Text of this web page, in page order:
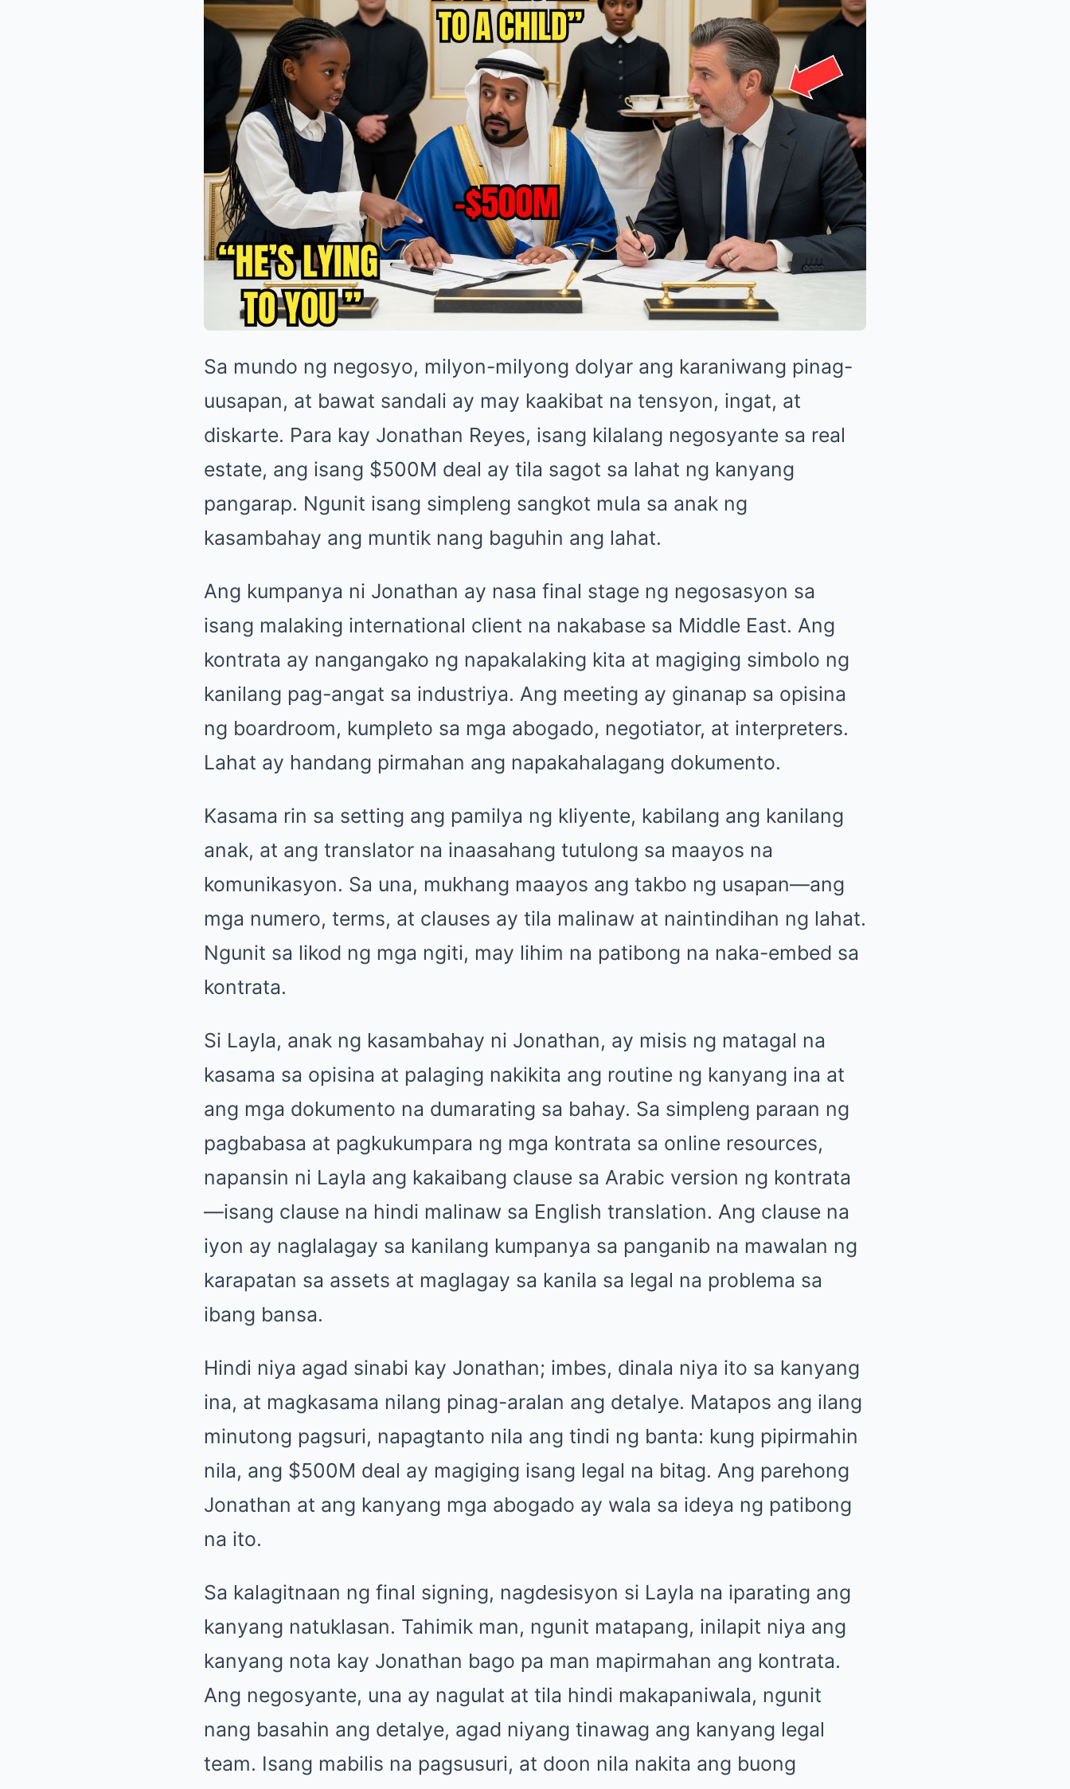
Sa mundo ng negosyo, milyon-milyong dolyar ang karaniwang pinag-
uusapan, at bawat sandali ay may kaakibat na tensyon, ingat, at
diskarte. Para kay Jonathan Reyes, isang kilalang negosyante sa real
estate, ang isang $500M deal ay tila sagot sa lahat ng kanyang
pangarap. Ngunit isang simpleng sangkot mula sa anak ng
kasambahay ang muntik nang baguhin ang lahat.
Ang kumpanya ni Jonathan ay nasa final stage ng negosasyon sa
isang malaking international client na nakabase sa Middle East. Ang
kontrata ay nangangako ng napakalaking kita at magiging simbolo ng
kanilang pag-angat sa industriya. Ang meeting ay ginanap sa opisina
ng boardroom, kumpleto sa mga abogado, negotiator, at interpreters.
Lahat ay handang pirmahan ang napakahalagang dokumento.
Kasama rin sa setting ang pamilya ng kliyente, kabilang ang kanilang
anak, at ang translator na inaasahang tutulong sa maayos na
komunikasyon. Sa una, mukhang maayos ang takbo ng usapan—ang
mga numero, terms, at clauses ay tila malinaw at naintindihan ng lahat.
Ngunit sa likod ng mga ngiti, may lihim na patibong na naka-embed sa
kontrata.
Si Layla, anak ng kasambahay ni Jonathan, ay misis ng matagal na
kasama sa opisina at palaging nakikita ang routine ng kanyang ina at
ang mga dokumento na dumarating sa bahay. Sa simpleng paraan ng
pagbabasa at pagkukumpara ng mga kontrata sa online resources,
napansin ni Layla ang kakaibang clause sa Arabic version ng kontrata
—isang clause na hindi malinaw sa English translation. Ang clause na
iyon ay naglalagay sa kanilang kumpanya sa panganib na mawalan ng
karapatan sa assets at maglagay sa kanila sa legal na problema sa
ibang bansa.
Hindi niya agad sinabi kay Jonathan; imbes, dinala niya ito sa kanyang
ina, at magkasama nilang pinag-aralan ang detalye. Matapos ang ilang
minutong pagsuri, napagtanto nila ang tindi ng banta: kung pipirmahin
nila, ang $500M deal ay magiging isang legal na bitag. Ang parehong
Jonathan at ang kanyang mga abogado ay wala sa ideya ng patibong
na ito.
Sa kalagitnaan ng final signing, nagdesisyon si Layla na iparating ang
kanyang natuklasan. Tahimik man, ngunit matapang, inilapit niya ang
kanyang nota kay Jonathan bago pa man mapirmahan ang kontrata.
Ang negosyante, una ay nagulat at tila hindi makapaniwala, ngunit
nang basahin ang detalye, agad niyang tinawag ang kanyang legal
team. Isang mabilis na pagsusuri, at doon nila nakita ang buong